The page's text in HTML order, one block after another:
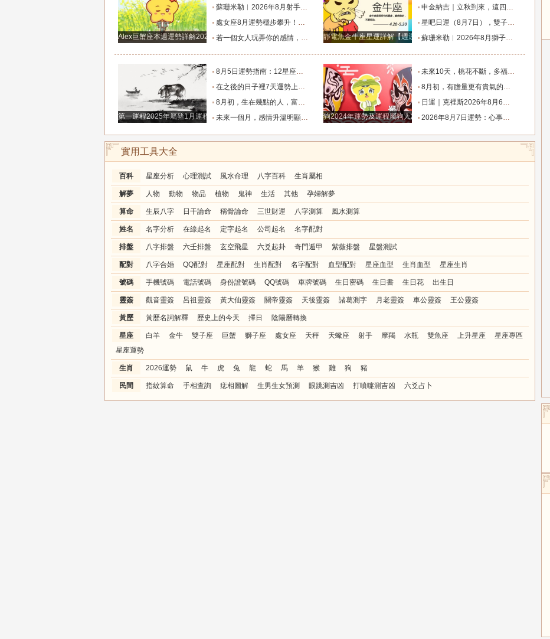
Alex巨蟹座本週運勢詳解2024.12.23-12.29
蘇珊米勒︱2026年8月射手座月度運勢_日食_九宮_伴侶
處女座8月運勢穩步攀升！打磨細節，付出皆有回響好運連連_工作_過往_月度
若一個女人玩弄你的感情，那她一定有這樣的表現！_星座_女性_距離感
靜電魚金牛座星運詳解【週運2024年12月9日-12月15日】
申金納吉｜立秋到來，這四大生肖要走好運了_金水_申辰_午馬
星吧日運（8月7日），雙子座沮喪，水瓶座不愉快，雙魚座有誤會_工作_情人_方會更
蘇珊米勒︱2026年8月獅子座月度運勢_木星_滿月_日食
第一運程2025年屬豬1月運程解析
8月5日運勢指南：12星座今天該咋個整？_朋友_水瓶_處女
在之後的日子裡7天運勢上升，橫財滾滾入門，從小是福星的星座_生活_在未來_好運
8月初，生在幾點的人，富有才情，桃花旺盛，和氣生財過一生_天秤座_獅子座_關係
未來一個月，感情升溫明顯的三個星座，值得的人靠近_時間_雙魚_反應
狗2024年運勢及運程屬狗人2024運勢好嗎
未來10天，桃花不斷，多福多運，遇見甜蜜愛情的幾個星座_金牛座_雙子座_家庭
8月初，有膽量更有貴氣的四個星座，能成為事業王者，生意興隆_初將_天蠍座_朋友
日運｜克裡斯2026年8月6日十二星座運勢_處理_對方_主動
2026年8月7日運勢：心事懸在半空最是疲憊，今天迷霧散去，所有人都能接住生活給出的明確答復_事情_層面_關係
實用工具大全
百科 星座分析 心理測試 風水命理 八字百科 生肖屬相
解夢 人物 動物 物品 植物 鬼神 生活 其他 孕婦解夢
算命 生辰八字 日干論命 稱骨論命 三世財運 八字測算 風水測算
姓名 名字分析 在線起名 定字起名 公司起名 名字配對
排盤 八字排盤 六壬排盤 玄空飛星 六爻起卦 奇門遁甲 紫薇排盤 星盤測試
配對 八字合婚 QQ配對 星座配對 生肖配對 名字配對 血型配對 星座血型 生肖血型 星座生肖
號碼 手機號碼 電話號碼 身份證號碼 QQ號碼 車牌號碼 生日密碼 生日書 生日花 出生日
靈簽 觀音靈簽 呂祖靈簽 黃大仙靈簽 關帝靈簽 天後靈簽 諸葛測字 月老靈簽 車公靈簽 王公靈簽
黃歷 黃歷名詞解釋 歷史上的今天 擇日 陰陽曆轉換
星座 白羊 金牛 雙子座 巨蟹 獅子座 處女座 天秤 天蠍座 射手 摩羯 水瓶 雙魚座 上升星座
星座專區
星座運勢
生肖 2026運勢 鼠 牛 虎 兔 龍 蛇 馬 羊 猴 雞 狗 豬
民間 指紋算命 手相查詢 痣相圖解 生男生女預測 眼跳測吉凶 打噴嚏測吉凶 六爻占卜
猴 雞 狗